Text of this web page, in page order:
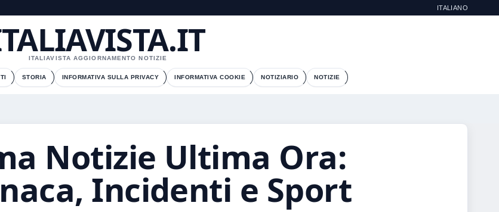
ITALIANO
ITALIAVISTA AGGIORNAMENTO NOTIZIE
STORIA INFORMATIVA SULLA PRIVACY INFORMATIVA COOKIE NOTIZIARIO NOTIZIE
Notizie Ultima Ora:
Incidenti e Sport